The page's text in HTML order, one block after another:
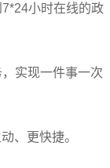
小时在线的政
实现一件事一次
、更快捷。